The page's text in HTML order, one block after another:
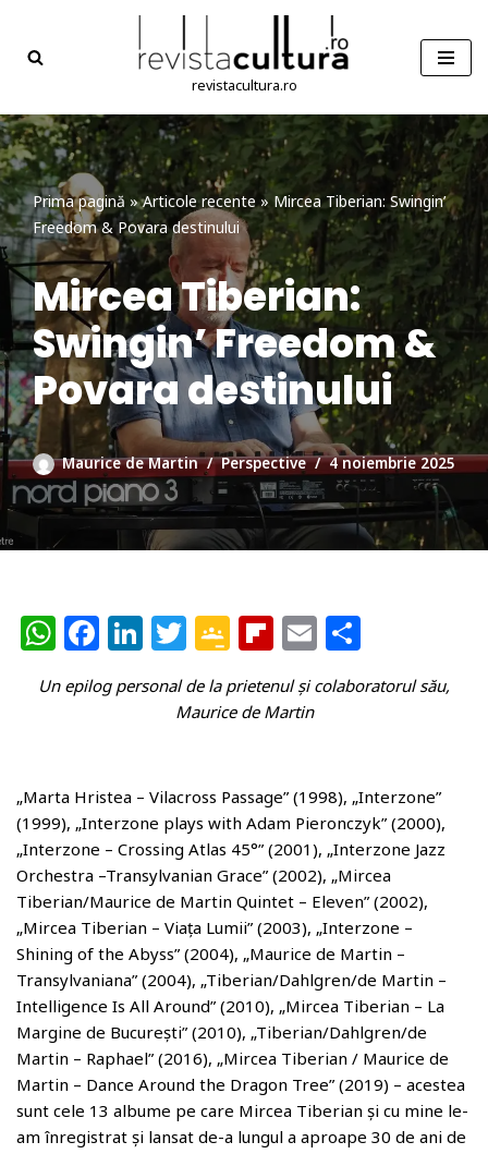
Sari
conținut
revistacultura.ro
Prima pagină »Articole recente» Mircea Tiberian: Swingin’
Freedom & Povara destinului
Mircea Tiberian:
Swingin’ Freedom &
Povara destinului
Maurice de Martin Perspective 4 noiembrie 2025
W
at
p
p
F
c
o
o
k
Li
k
n
T
w
itt
G
o
o
Cl
a
ss
r
o
o
m
Fl
ip
b
d
E
m
ai ta
ă
Un epilog personal de la prietenul și colaboratorul său,
Maurice de Martin
„Marta Hristea – Vilacross Passage” (1998), „Interzone”
(1999), „Interzone plays with Adam Pieronczyk” (2000),
„Interzone – Crossing Atlas 45°” (2001), „Interzone Jazz
Orchestra –Transylvanian Grace” (2002), „Mircea
Tiberian/Maurice de Martin Quintet – Eleven” (2002),
„Mircea Tiberian – Viața Lumii” (2003), „Interzone –
Shining of the Abyss” (2004), „Maurice de Martin –
Transylvaniana” (2004), „Tiberian/Dahlgren/de Martin –
Intelligence Is All Around” (2010), „Mircea Tiberian – La
Margine de București” (2010), „Tiberian/Dahlgren/de
Martin – Raphael” (2016), „Mircea Tiberian / Maurice de
Martin – Dance Around the Dragon Tree” (2019) – acestea
sunt cele 13 albume pe care Mircea Tiberian și cu mine le-
am înregistrat și lansat de-a lungul a aproape 30 de ani de